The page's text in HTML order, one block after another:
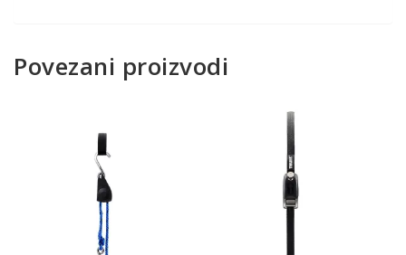
Povezani proizvodi